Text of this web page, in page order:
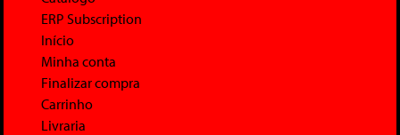
ERP Subscription
Início
Minha conta
Finalizar compra
Carrinho
Livraria